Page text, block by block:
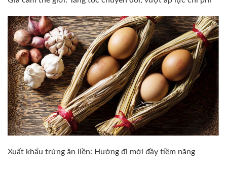
Xuất khẩu trứng ăn liền: Hướng đi mới đầy tiềm năng